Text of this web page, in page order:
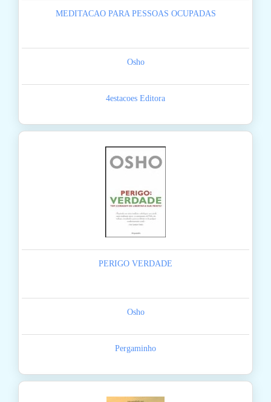
MEDITACAO PARA PESSOAS OCUPADAS
Osho
4estacoes Editora
PERIGO VERDADE
Osho
Pergaminho